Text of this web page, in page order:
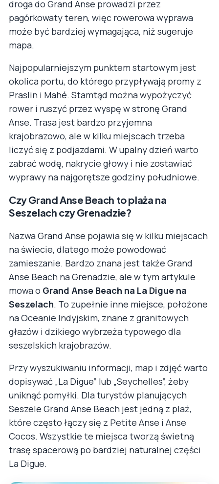
droga do Grand Anse prowadzi przez
pagórkowaty teren, więc rowerowa wyprawa
może być bardziej wymagająca, niż sugeruje
mapa.
Najpopularniejszym punktem startowym jest
okolica portu, do którego przypływają promy z
Praslin i Mahé. Stamtąd można wypożyczyć
rower i ruszyć przez wyspę w stronę Grand
Anse. Trasa jest bardzo przyjemna
krajobrazowo, ale w kilku miejscach trzeba
liczyć się z podjazdami. W upalny dzień warto
zabrać wodę, nakrycie głowy i nie zostawiać
wyprawy na najgorętsze godziny południowe.
Czy Grand Anse Beach to plaża na
Seszelach czy Grenadzie?
Nazwa Grand Anse pojawia się w kilku miejscach
na świecie, dlatego może powodować
zamieszanie. Bardzo znana jest także Grand
Anse Beach na Grenadzie, ale w tym artykule
mowa o Grand Anse Beach na La Digue na
Seszelach. To zupełnie inne miejsce, położone
na Oceanie Indyjskim, znane z granitowych
głazów i dzikiego wybrzeża typowego dla
seszelskich krajobrazów.
Przy wyszukiwaniu informacji, map i zdjęć warto
dopisywać „La Digue” lub „Seychelles”, żeby
uniknąć pomyłki. Dla turystów planujących
Seszele Grand Anse Beach jest jedną z plaż,
które często łączy się z Petite Anse i Anse
Cocos. Wszystkie te miejsca tworzą świetną
trasę spacerową po bardziej naturalnej części
La Digue.